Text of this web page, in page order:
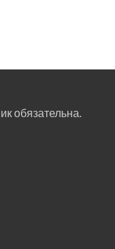
обязательна.